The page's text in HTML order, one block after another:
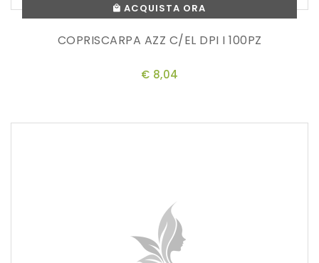
ACQUISTA ORA
COPRISCARPA AZZ C/EL DPI I 100PZ
€ 8,04